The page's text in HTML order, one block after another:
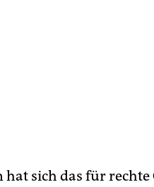
hat sich das für